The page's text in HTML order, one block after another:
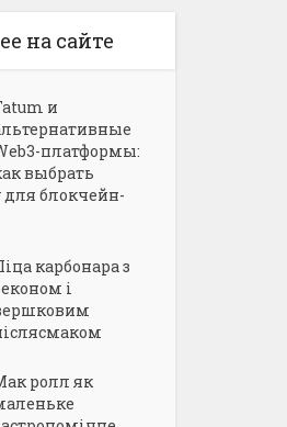
на сайте
и
платформы:
выбрать
для блокчейн-
карбонара з
і
ролл як